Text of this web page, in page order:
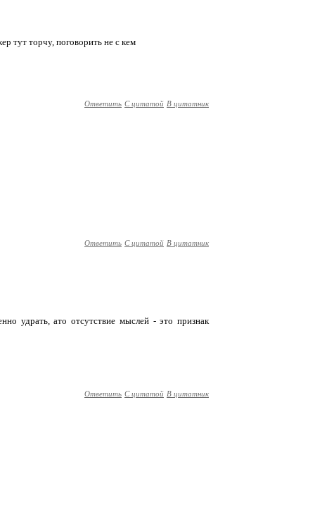
тут торчу, поговорить не с кем
Ответить С цитатой В цитатник
Ответить С цитатой В цитатник
удрать, ато отсутствие мыслей - это признак
Ответить С цитатой В цитатник